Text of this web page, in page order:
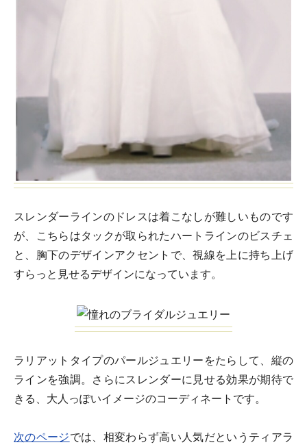
スレンダーラインのドレスは着こなしが難しいものです
が、こちらはタックが取られたハートラインのビスチェ
と、胸下のデザインアクセントで、視線を上に持ち上げ
すらっと見せるデザインになっています。
ラリアットタイプのパールジュエリーをたらして、縦の
ラインを強調。さらにスレンダーに見せる効果が期待で
きる、大人っぽいイメージのコーディネートです。
次のページでは、相変わらず高い人気だというティアラ